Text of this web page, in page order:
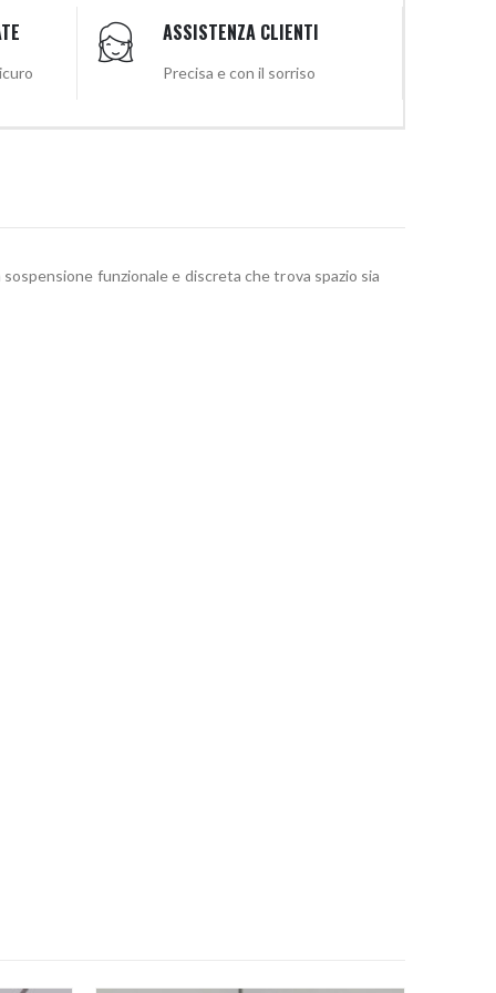
ASSISTENZA CLIENTI
Precisa e con il sorriso
funzionale e discreta che trova spazio sia